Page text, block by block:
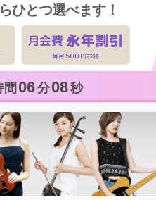
ひとつ選べます！
間 06分07秒